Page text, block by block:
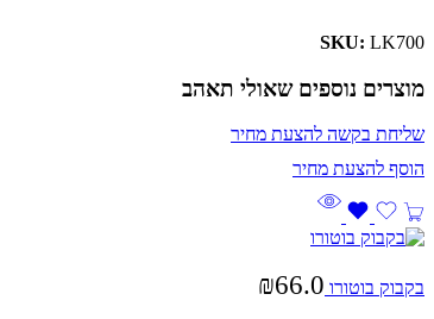
SKU: LK700
מוצרים נוספים שאולי תאהב
שליחת בקשה להצעת מחיר
בקבוק בוטורו ₪66.0